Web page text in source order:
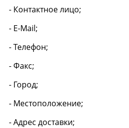
- Контактное лицо;
- E-Mail;
- Телефон;
- Факс;
- Город;
- Местоположение;
- Адрес доставки;